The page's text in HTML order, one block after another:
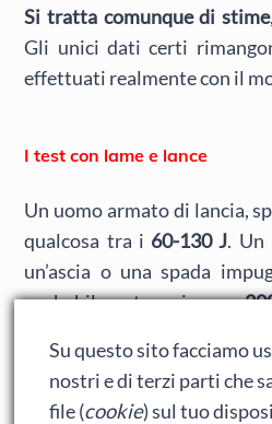
Si tratta comunque di stime
Gli unici dati certi
effettuati realmente con il
I test con lame e lance
Un uomo armato di lancia,
qualcosa tra i 60-130 J. Un
un’ascia o una spada
probabilmente arrivare a
Lama di 4 cm.
Su questo sito facciamo
nostri e di terzi parti che
file (cookie) sul tuo